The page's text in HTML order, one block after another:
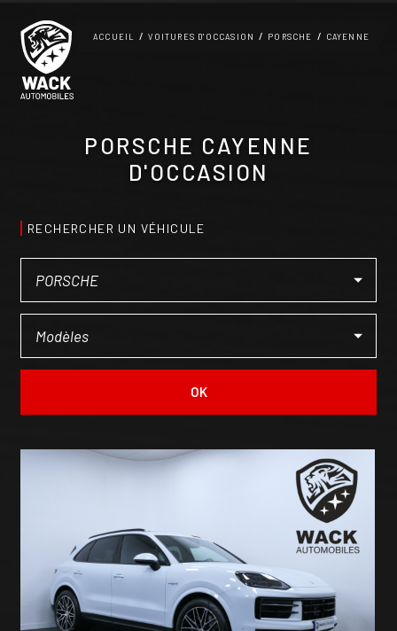
ACCUEIL VOITURES D'OCCASION PORSCHE CAYENNE
PORSCHE CAYENNE
D'OCCASION
RECHERCHER UN VÉHICULE
OK